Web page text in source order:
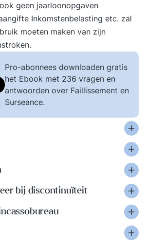
geen jaarloonopgaven
Inkomstenbelasting etc. zal
moeten maken van zijn
Pro-abonnees downloaden gratis
het Ebook met 236 vragen en
antwoorden over Faillissement en
Surseance.
bij discontinuïteit